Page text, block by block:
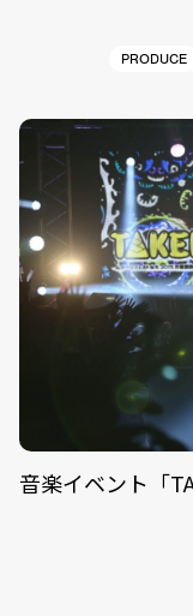
PRODUCE
音楽イベント「